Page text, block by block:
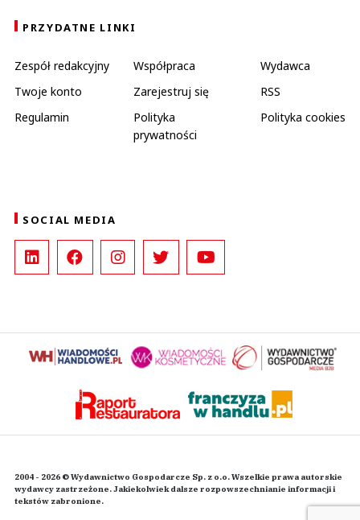
PRZYDATNE LINKI
Zespół redakcyjny Współpraca
Wydawca
Twoje konto
Zarejestruj się
RSS
Regulamin
Polityka
prywatności
Polityka cookies
SOCIAL MEDIA
2004 - 2026 © Wydawnictwo Gospodarcze Sp. z o.o. Wszelkie prawa autorskie
wydawcy zastrzeżone. Jakiekolwiek dalsze rozpowszechnianie informacji i
tekstów zabronione.